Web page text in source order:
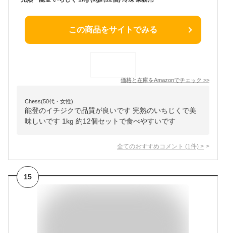
この商品をサイトでみる
価格と在庫をAmazonでチェック >>
Chess(50代・女性)
能登のイチジクで品質が良いです 完熟のいちじくで美
味しいです 1kg 約12個セットで食べやすいです
全てのおすすめコメント (1 件) >
15